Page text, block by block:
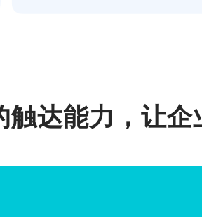
达能力，让